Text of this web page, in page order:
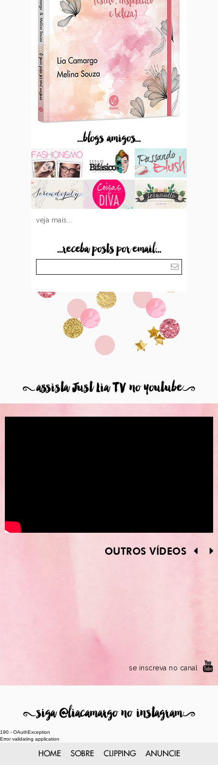
...blogs amigos...
veja mais...
...receba posts por email...
8assista Just Lia TV no youtube9
OUTROS VÍDEOS
se inscreva no canal
8siga @liacamargo no instagram9
190 - OAuthException
Error validating application
HOME SOBRE CLIPPING ANUNCIE